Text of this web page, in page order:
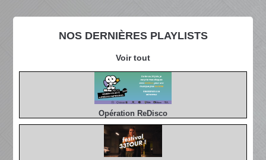
NOS DERNIÈRES PLAYLISTS
Voir tout
Opération ReDisco